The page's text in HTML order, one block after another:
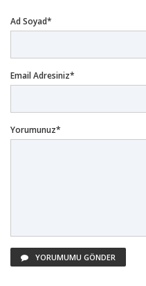
Ad Soyad*
Email Adresiniz*
Yorumunuz*
YORUMUMU GÖNDER